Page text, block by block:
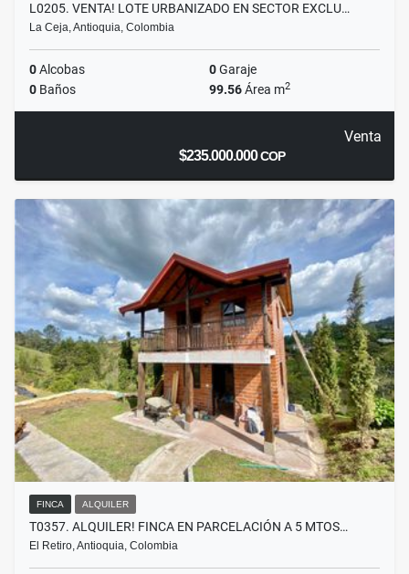
L0205. VENTA! LOTE URBANIZADO EN SECTOR EXCLU…
La Ceja, Antioquia, Colombia
0Alcobas 0Garaje
0 Baños 99.56Área m2
Venta
$235.000.000COP
FINCA ALQUILER
T0357. ALQUILER! FINCA EN PARCELACIÓN A 5 MTOS…
El Retiro, Antioquia, Colombia